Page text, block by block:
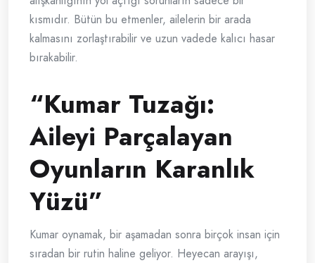
kısmıdır. Bütün bu etmenler, ailelerin bir arada
kalmasını zorlaştırabilir ve uzun vadede kalıcı hasar
bırakabilir.
“Kumar Tuzağı:
Aileyi Parçalayan
Oyunların Karanlık
Yüzü”
Kumar oynamak, bir aşamadan sonra birçok insan için
sıradan bir rutin haline geliyor. Heyecan arayışı,